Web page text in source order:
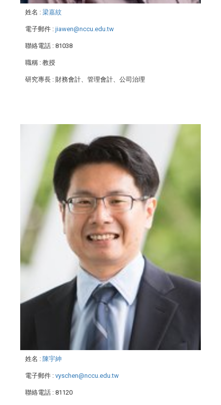
姓名 : 梁嘉紋
電子郵件 : jiawen@nccu.edu.tw
聯絡電話 : 81038
職稱 : 教授
研究專長 : 財務會計、管理會計、公司治理
姓名 : 陳宇紳
電子郵件 : vyschen@nccu.edu.tw
聯絡電話 : 81120